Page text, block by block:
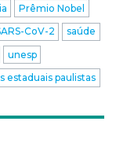
Prêmio Nobel
CoV-2
saúde
unesp
estaduais paulistas